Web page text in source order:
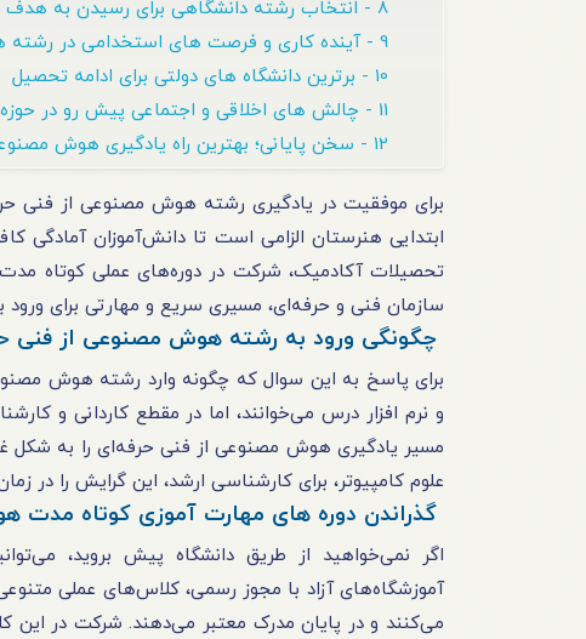
برای موفقیت در یادگیری رشته هوش مصنوعی از فنی
ابتدایی هنرستان الزامی است تا دانش‌آموزان آمادگی
تحصیلات آکادمیک، شرکت در دوره‌های عملی کوتاه
سازمان فنی و حرفه‌ای، مسیری سریع و مهارتی برای ورود
چگونگی ورود به رشته هوش مصنوعی از فنی
برای پاسخ به این سوال که چگونه وارد رشته هوش
و نرم افزار درس می‌خوانند، اما در مقطع کاردانی و
مسیر یادگیری هوش مصنوعی از فنی حرفه‌ای را به شکل
علوم کامپیوتر، برای کارشناسی ارشد، این گرایش را در
گذراندن دوره های مهارت آموزی کوتاه
اگر نمی‌خواهید از طریق دانشگاه پیش بروید،
آموزشگاه‌های آزاد با مجوز رسمی، کلاس‌های عملی
می‌کنند و در پایان مدرک معتبر می‌دهند. شرکت در این